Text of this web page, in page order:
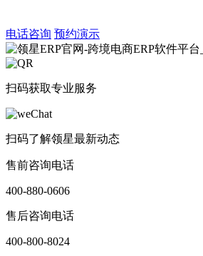
电话咨询 预约演示
扫码获取专业服务
扫码了解领星最新动态
售前咨询电话
400-880-0606
售后咨询电话
400-800-8024